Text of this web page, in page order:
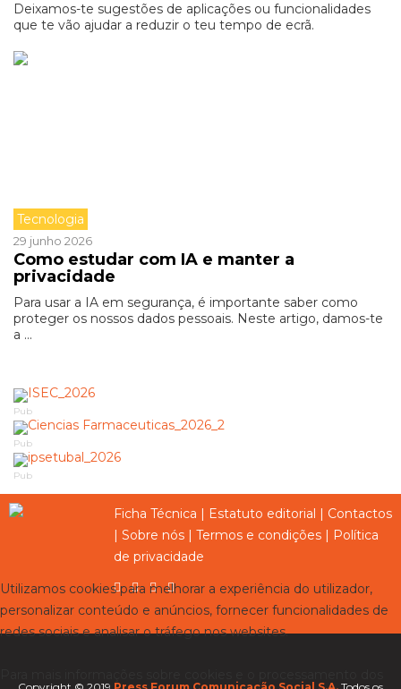
Deixamos-te sugestões de aplicações ou funcionalidades
que te vão ajudar a reduzir o teu tempo de ecrã.
Tecnologia
29 junho 2026
Como estudar com IA e manter a
privacidade
Para usar a IA em segurança, é importante saber como
proteger os nossos dados pessoais. Neste artigo, damos-te
a ...
Pub
Pub
Pub
Ficha Técnica Estatuto editorial
Contactos
Sobre nós Termos e condições
Política
de privacidade
Utilizamos cookies para melhorar a experiência do utilizador,
personalizar conteúdo e anúncios, fornecer funcionalidades de
redes sociais e analisar o tráfego nos websites.